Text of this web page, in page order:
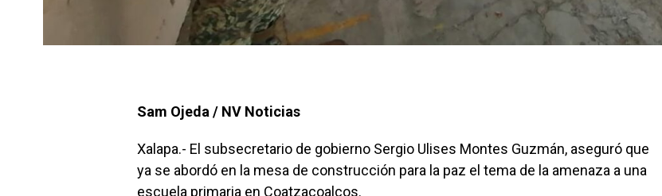
Sam Ojeda / NV Noticias
Xalapa.- El subsecretario de gobierno Sergio Ulises Montes Guzmán, aseguró que
ya se abordó en la mesa de construcción para la paz el tema de la amenaza a una
escuela primaria en Coatzacoalcos.